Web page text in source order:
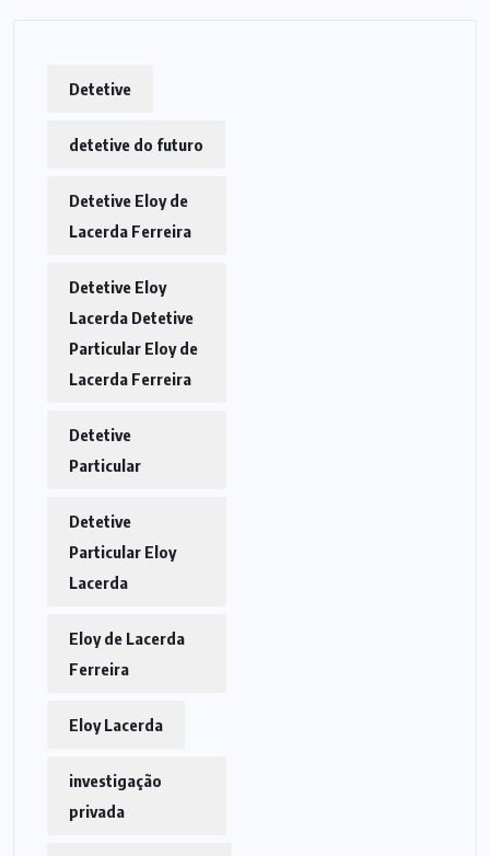
Detetive
detetive do futuro
Detetive Eloy de
Lacerda Ferreira
Detetive Eloy
Lacerda Detetive
Particular Eloy de
Lacerda Ferreira
Detetive
Particular
Detetive
Particular Eloy
Lacerda
Eloy de Lacerda
Ferreira
Eloy Lacerda
investigação
privada